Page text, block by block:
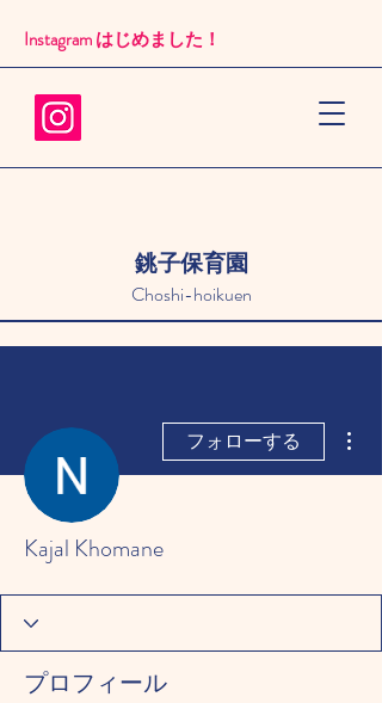
銚子保育園
Choshi-hoikuen
Instagram はじめました！​
フォローする
Kajal Khomane
プロフィール